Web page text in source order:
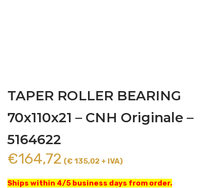
TAPER ROLLER BEARING
70x110x21 – CNH Originale –
5164622
€164,72 (€ 135,02 + IVA)
Ships within 4/5 business days from order.